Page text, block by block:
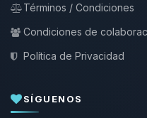
Términos / Condiciones
Condiciones de
Política de Privacidad
SÍGUENOS